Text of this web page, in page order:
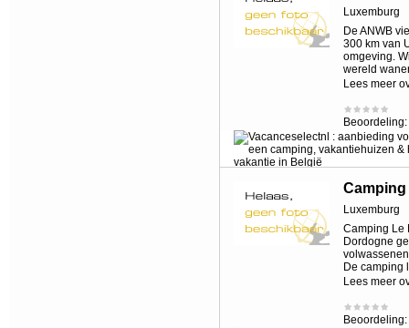
Luxemburg
De ANWB
300 km van
omgeving.
wereld
Lees meer
Beoordeling:
Luxemburg
Camping Le
Dordogne
De camping
Lees meer
Beoordeling: